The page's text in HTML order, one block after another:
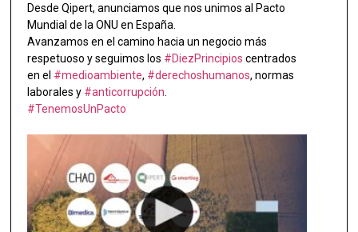
Desde Qipert, anunciamos que nos unimos al Pacto
Mundial de la ONU en España.
Avanzamos en el camino hacia un negocio más
respetuoso y seguimos los #DiezPrincipios centrados
en el #medioambiente, #derechoshumanos, normas
laborales y #anticorrupción
#TenemosUnPacto